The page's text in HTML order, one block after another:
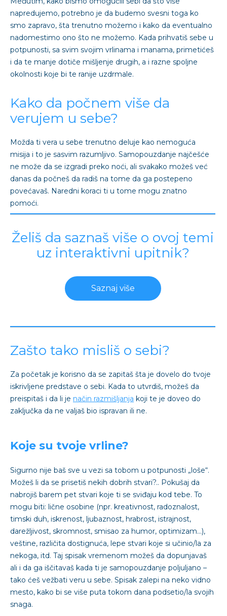
napredujemo, potrebno je da budemo svesni toga ko
smo zapravo, šta trenutno možemo i kako da eventualno
nadomestimo ono što ne možemo. Kada prihvatiš sebe u
potpunosti, sa svim svojim vrlinama i manama, primetićeš
i da te manje dotiče mišljenje drugih, a i razne spoljne
okolnosti koje bi te ranije uzdrmale.
Kako da počnem više da
verujem u sebe?
Možda ti vera u sebe trenutno deluje kao nemoguća
misija i to je sasvim razumljivo. Samopouzdanje najčešće
ne može da se izgradi preko noći, ali svakako možeš već
danas da počneš da radiš na tome da ga postepeno
povećavaš. Naredni koraci ti u tome mogu znatno
pomoći.
Želiš da saznaš više o ovoj temi
uz interaktivni upitnik?
Saznaj više
Zašto tako misliš o sebi?
Za početak je korisno da se zapitaš šta je dovelo do tvoje
iskrivljene predstave o sebi. Kada to utvrdiš, možeš da
preispitaš i da li je način razmišljanja koji te je doveo do
zaključka da ne valjaš bio ispravan ili ne.
Koje su tvoje vrline?
Sigurno nije baš sve u vezi sa tobom u potpunosti „loše“.
Možeš li da se prisetiš nekih dobrih stvari?.. Pokušaj da
nabrojiš barem pet stvari koje ti se sviđaju kod tebe. To
mogu biti: lične osobine (npr. kreativnost, radoznalost,
timski duh, iskrenost, ljubaznost, hrabrost, istrajnost,
darežljivost, skromnost, smisao za humor, optimizam…),
veštine, različita dostignuća, lepe stvari koje si učinio/la za
nekoga, itd. Taj spisak vremenom možeš da dopunjavaš
ali i da ga iščitavaš kada ti je samopouzdanje poljuljano –
tako ćeš vežbati veru u sebe. Spisak zalepi na neko vidno
mesto, kako bi se više puta tokom dana podsetio/la svojih
snaga.